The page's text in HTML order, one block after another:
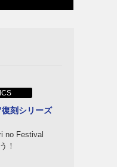
刻シリーズ
no Festival
！